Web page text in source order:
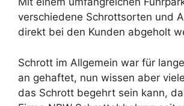
verschiedene Schrottsorten und
direkt bei den Kunden abgeholt
Schrott im Allgemein war für
an gehaftet, nun wissen aber
das Schrott begehrt sein kann,